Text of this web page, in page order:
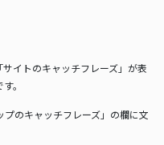
イトのキャッチフレーズ」が表
。
のキャッチフレーズ」の欄に文